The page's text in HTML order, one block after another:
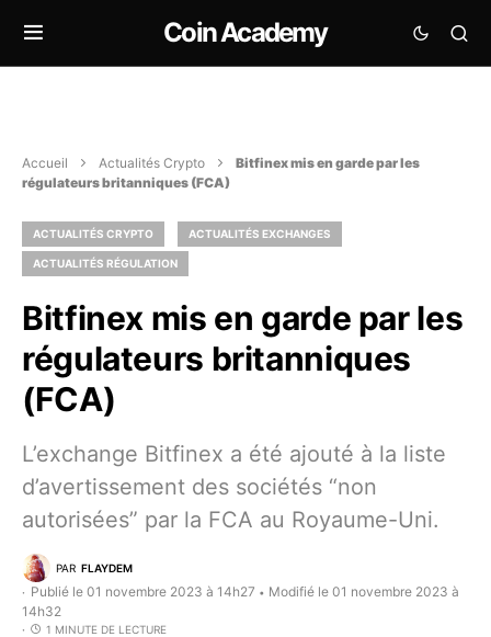
Coin Academy
Accueil Actualités Crypto
Bitfinex mis en garde par les
régulateurs britanniques (FCA)
ACTUALITÉS CRYPTO ACTUALITÉS EXCHANGES
ACTUALITÉS RÉGULATION
Bitfinex mis en garde par les
régulateurs britanniques
(FCA)
L’exchange Bitfinex a été ajouté à la liste
d’avertissement des sociétés “non
autorisées” par la FCA au Royaume-Uni.
PAR FLAYDEM
Publié le 01 novembre 2023 à 14h27 • Modifié le 01 novembre 2023 à
14h32
1 MINUTE DE LECTURE